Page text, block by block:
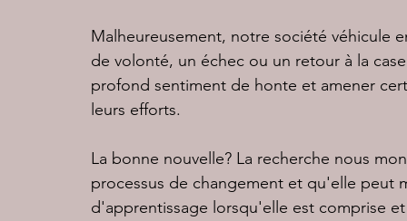
Malheureusement, notre société véhicule
de volonté, un échec ou un retour à la
profond sentiment de honte et amener
leurs efforts.
La bonne nouvelle? La recherche nous
processus de changement et qu'elle peut
d'apprentissage lorsqu'elle est comprise